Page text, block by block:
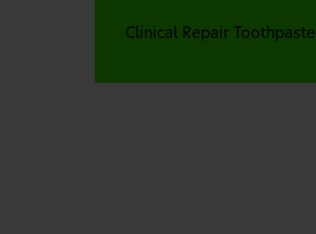
Clinical Repair Toothpaste